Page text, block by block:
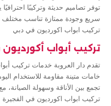
توفر تصاميم حديثة وتركيبًا
سريع وجودة ممتازة تناسب مختلف
تركيب ابواب اكورديون في دبي
تركيب أبواب أكورديون
تقدم دار العروبة خدمات تركيب
خامات متينة مقاومة للاستخدام
تجمع بين الأناقة وسهولة الصيانة، مع
تركيب ابواب اكورديون في الفجيرة